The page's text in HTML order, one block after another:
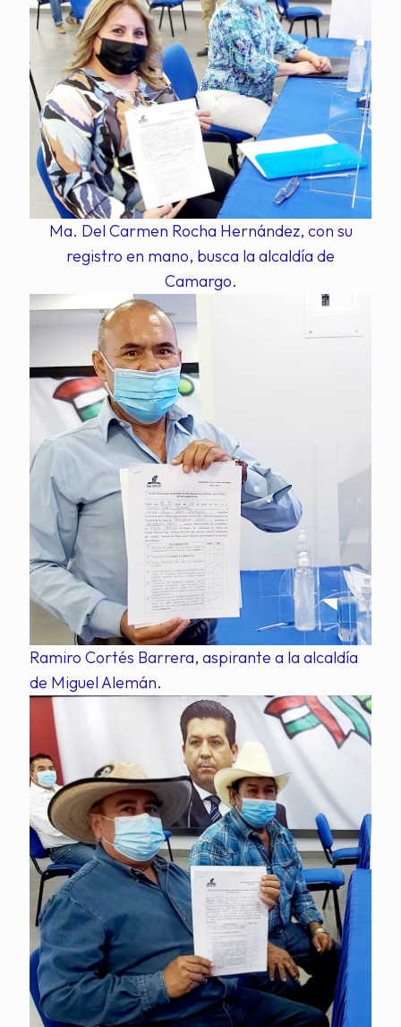
Ma. Del Carmen Rocha Hernández, con su
registro en mano, busca la alcaldía de
Camargo.
Ramiro Cortés Barrera, aspirante a la alcaldía
de Miguel Alemán.